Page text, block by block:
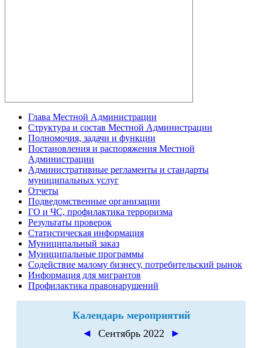
Глава Местной Администрации
Структура и состав Местной Администрации
Полномочия, задачи и функции
Постановления и распоряжения Местной
Администрации
Административные регламенты и стандарты
муниципальных услуг
Отчеты
Подведомственные организации
ГО и ЧС, профилактика терроризма
Результаты проверок
Статистическая информация
Муниципальный заказ
Муниципальные программы
Содействие малому бизнесу, потребительский рынок
Информация для мигрантов
Профилактика правонарушений
Календарь мероприятий
◄
Сентябрь 2022 ►